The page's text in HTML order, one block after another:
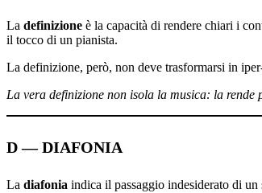
La definizione è la capacità di rendere chiari i
il tocco di un pianista.
La definizione, però, non deve trasformarsi in
La vera definizione non isola la musica: la rende
D — DIAFONIA
La diafonia indica il passaggio indesiderato di